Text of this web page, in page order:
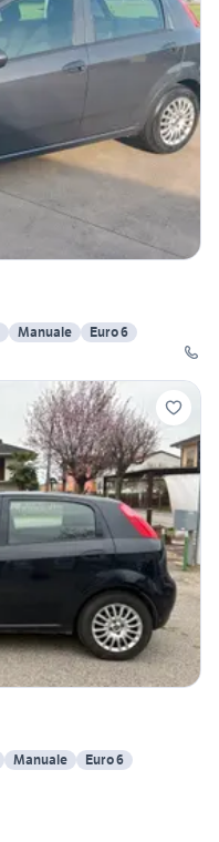
Manuale
Euro 6
Manuale Euro 6